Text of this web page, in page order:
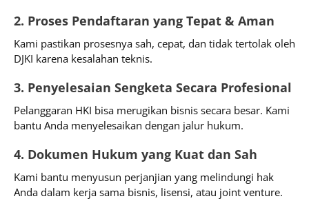
2. Proses Pendaftaran yang Tepat & Aman
Kami pastikan prosesnya sah, cepat, dan tidak tertolak oleh
DJKI karena kesalahan teknis.
3. Penyelesaian Sengketa Secara Profesional
Pelanggaran HKI bisa merugikan bisnis secara besar. Kami
bantu Anda menyelesaikan dengan jalur hukum.
4. Dokumen Hukum yang Kuat dan Sah
Kami bantu menyusun perjanjian yang melindungi hak
Anda dalam kerja sama bisnis, lisensi, atau joint venture.